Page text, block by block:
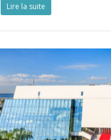
Lire la suite